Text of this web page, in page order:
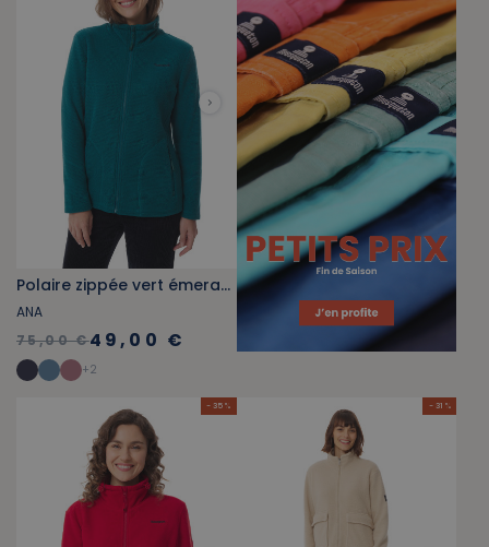
Polaire zippée vert émeraude
ANA
75,00 €49,00 €
+2
- 35 % - 31 %